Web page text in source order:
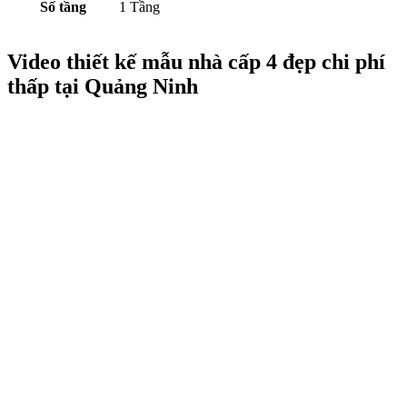
Số tầng 1 Tầng
Video thiết kế mẫu nhà cấp 4 đẹp chi phí
thấp tại Quảng Ninh